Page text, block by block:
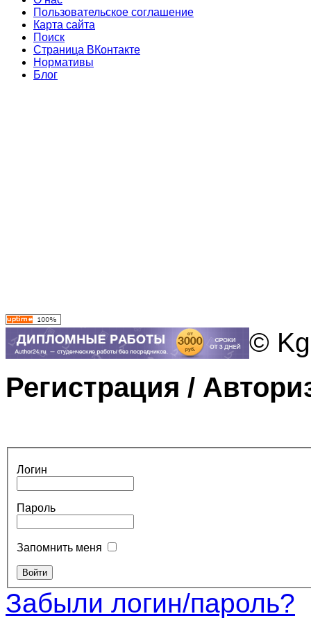
Пользовательское соглашение
Карта сайта
Поиск
Страница ВКонтакте
Нормативы
Блог
©
Регистрация /
Логин
Пароль
Запомнить меня
Забыли логин/пароль?